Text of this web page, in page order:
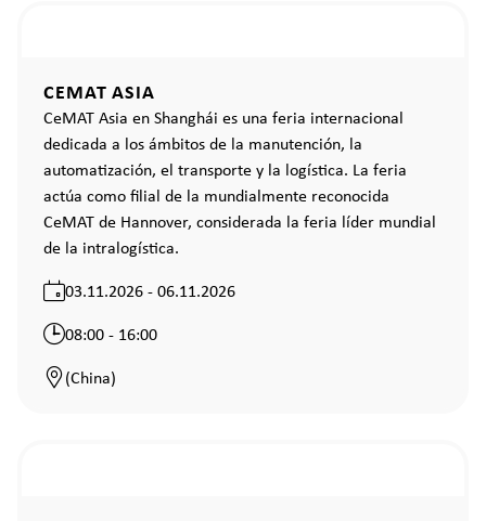
CEMAT ASIA
CeMAT Asia en Shanghái es una feria internacional
dedicada a los ámbitos de la manutención, la
automatización, el transporte y la logística. La feria
actúa como filial de la mundialmente reconocida
CeMAT de Hannover, considerada la feria líder mundial
de la intralogística.
03.11.2026 - 06.11.2026
08:00 - 16:00
(China)